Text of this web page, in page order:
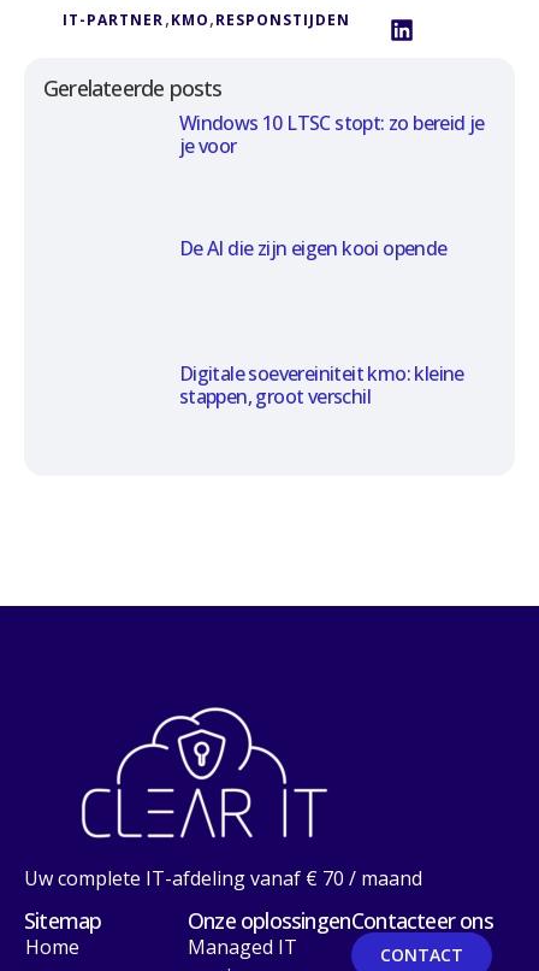
Gerelateerde posts
Windows 10 LTSC stopt: zo bereid je
je voor
De AI die zijn eigen kooi opende
Digitale soevereiniteit kmo: kleine
stappen, groot verschil
IT-PARTNER,KMO,RESPONSTIJDEN
Uw complete IT-afdeling vanaf € 70 / maand
Sitemap
Home
Onze oplossingen
Managed IT
Contacteer ons
CONTACT